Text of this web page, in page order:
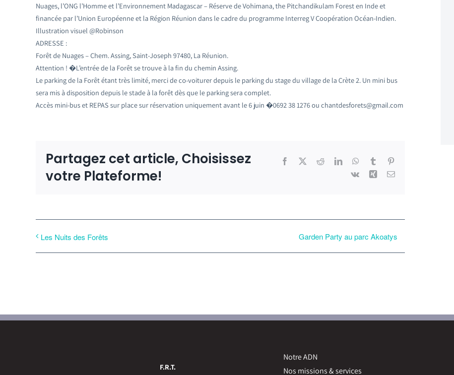
Nuages, l’ONG l’Homme et l’Environnement Madagascar – Réserve de Vohimana, the Pitchandikulam Forest en Inde et
financée par l’Union Européenne et la Région Réunion dans le cadre du programme Interreg V Coopération Océan-Indien.
Illustration visuel @Robinson
ADRESSE :
Forêt de Nuages – Chem. Assing, Saint-Joseph 97480, La Réunion.
Attention ! �L’entrée de la Forêt se trouve à la fin du chemin Assing.
Le parking de la Forêt étant très limité, merci de co-voiturer depuis le parking du stage du village de la Crète 2. Un mini bus
sera mis à disposition depuis le stade à la forêt dès que le parking sera complet.
Accès mini-bus et REPAS sur place sur réservation uniquement avant le 6 juin �0692 38 1276 ou chantdesforets@gmail.com
Partagez cet article, Choisissez
votre Plateforme!
Facebook RedditLinkedInWhatsApp
Tumblr
Vk
Xing Email
Les Nuits des Forêts Garden Party au parc Akoatys
F.R.T.
Notre ADN
Nos missions & services